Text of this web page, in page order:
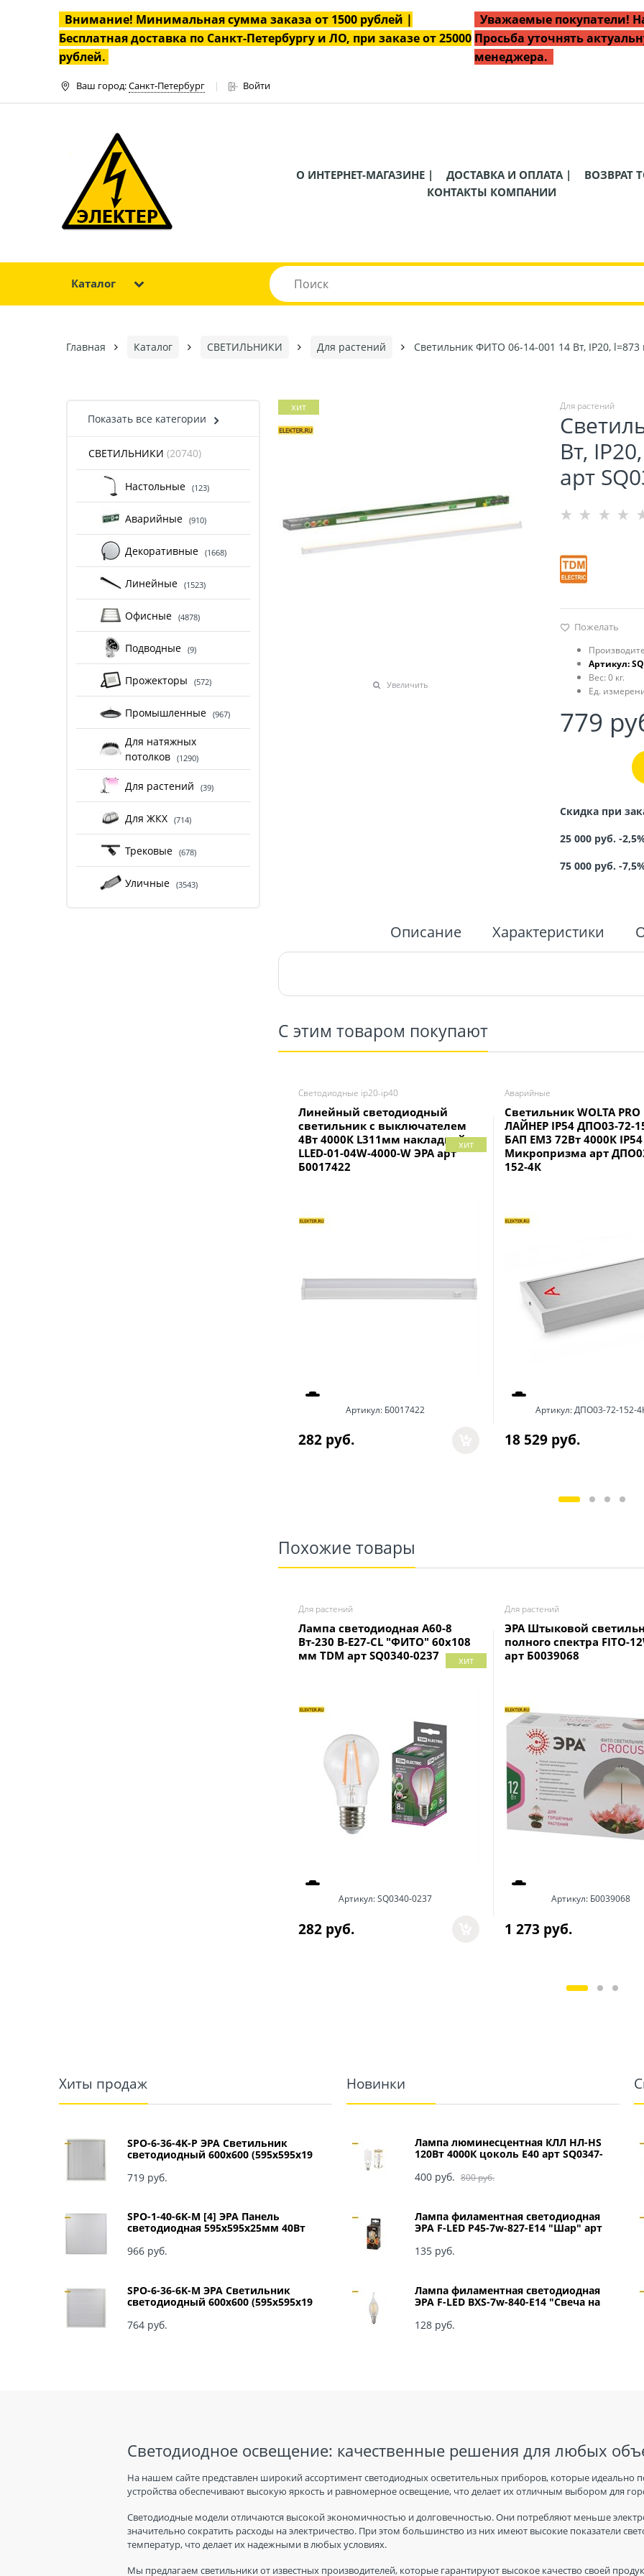
Внимание! Минимальная сумма заказа от 1500 рублей |
Бесплатная доставка по Санкт-Петербургу и ЛО, при заказе от 25000
рублей.
Уважаемые покупатели!
Просьба уточнять
менеджера.
Ваш город:Санкт-Петербург Войти
О ИНТЕРНЕТ-МАГАЗИНЕ | ДОСТАВКА И ОПЛАТА |
ВОЗВРАТ
КОНТАКТЫ КОМПАНИИ
Каталог
Главная Каталог СВЕТИЛЬНИКИ Для растений Светильник ФИТО 06-14-001 14 Вт, IP20,
Показать все категории
СВЕТИЛЬНИКИ (20740)
Настольные (123)
Аварийные (910)
Декоративные (1668)
Линейные (1523)
Офисные (4878)
Подводные (9)
Прожекторы (572)
Промышленные (967)
Для натяжных
потолков (1290)
Для растений (39)
Для ЖКХ (714)
Трековые (678)
Уличные (3543)
хит
Увеличить
Для растений
Вт,
арт
Пожелать
Артикул:
Вес: 0 кг.
Ед.
779
Скидка при
25 000 руб. -
75 000 руб. -
Описание Характеристики
С этим товаром покупают
Светодиодные ip20-ip40
Линейный светодиодный
светильник с выключателем
4Вт 4000К L311мм накладной
LLED-01-04W-4000-W ЭРА арт
Б0017422
Артикул: Б0017422
хит
282 руб.
Аварийные
Светильник WOLTA PRO
ЛАЙНЕР IP54 ДПО03-72-
БАП EM3 72Вт 4000К IP54
Микропризма арт
152-4К
Артикул:ДПО03-72-152-
18 529 руб.
Похожие товары
Для растений
Лампа светодиодная A60-8
Вт-230 В-E27-CL "ФИТО" 60x108
мм TDM арт SQ0340-0237
Артикул:SQ0340-0237
хит
282 руб.
Для растений
ЭРА Штыковой
полного спектра FITO-
арт Б0039068
Артикул: Б0039068
1 273 руб.
Хиты продаж
SPO-6-36-4K-P ЭРА Светильник
светодиодный 600х600 (595x595x19
Призма Б0039057
719 руб.
SPO-1-40-6K-M [4] ЭРА Панель
светодиодная 595x595x25мм 40Вт
966 руб.
SPO-6-36-6K-M ЭРА Светильник
светодиодный 600х600 (595x595x19
Матовый Б0039318
764 руб.
Новинки
Лампа люминесцентная КЛЛ НЛ-HS
120Вт 4000К цоколь Е40 арт SQ0347-
800 руб.
400 руб.
Лампа филаментная светодиодная
ЭРА F-LED P45-7w-827-E14 "Шар" арт
135 руб.
Лампа филаментная светодиодная
ЭРА F-LED BXS-7w-840-E14 "Свеча на
128 руб.
Светодиодное освещение: качественные решения для любых
На нашем сайте представлен широкий ассортимент светодиодных осветительных приборов, которые идеально
устройства обеспечивают высокую яркость и равномерное освещение, что делает их отличным выбором для
Светодиодные модели отличаются высокой экономичностью и долговечностью. Они потребляют меньше
значительно сократить расходы на электричество. При этом большинство из них имеют высокие показатели
температур, что делает их надежными в любых условиях.
Мы предлагаем светильники от известных производителей, которые гарантируют высокое качество своей